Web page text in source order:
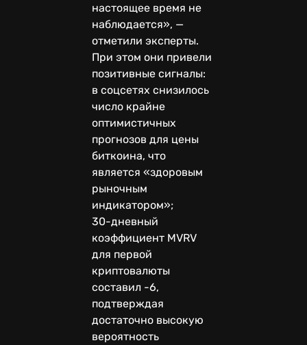
настоящее время не
наблюдается», —
отметили эксперты.
При этом они привели
позитивные сигналы:
в соцсетях снизилось
число крайне
оптимистичных
прогнозов для цены
биткоина, что
является «здоровым
рыночным
индикатором»;
30-дневный
коэффициент MVRV
для первой
криптовалюты
составил -6,
подтверждая
достаточно высокую
вероятность